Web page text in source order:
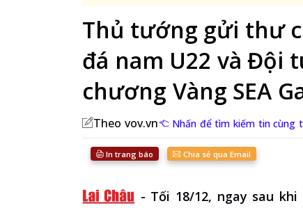
Thủ tướng gửi thư
đá nam U22 và Đội
chương Vàng SEA
Theo vov.vn Nhấn để tìm kiếm tin cùng
In trang báo Chia sẻ qua Email
- Tối 18/12, ngay sau